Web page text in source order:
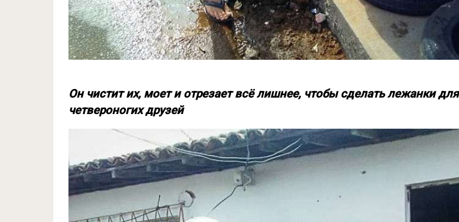
Он чистит их, моет и отрезает всё лишнее, чтобы сделать лежанки для
четвероногих друзей